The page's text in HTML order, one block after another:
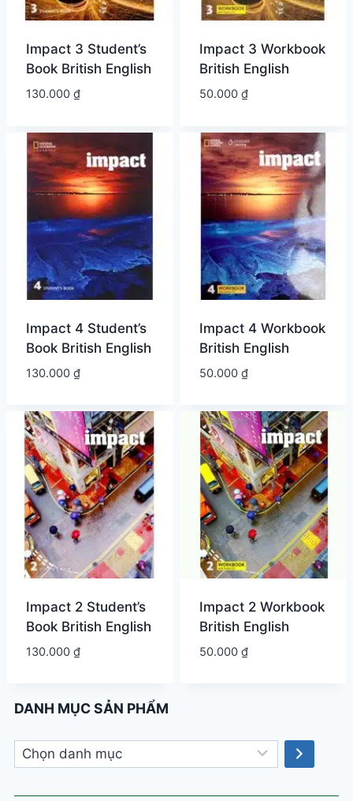
Impact 3 Student’s
Book British English
130.000 ₫
Impact 3 Workbook
British English
50.000 ₫
Impact 4 Student’s
Book British English
130.000 ₫
Impact 4 Workbook
British English
50.000 ₫
Impact 2 Student’s
Book British English
130.000 ₫
Impact 2 Workbook
British English
50.000 ₫
DANH MỤC SẢN PHẨM
Chọn
danh
mục